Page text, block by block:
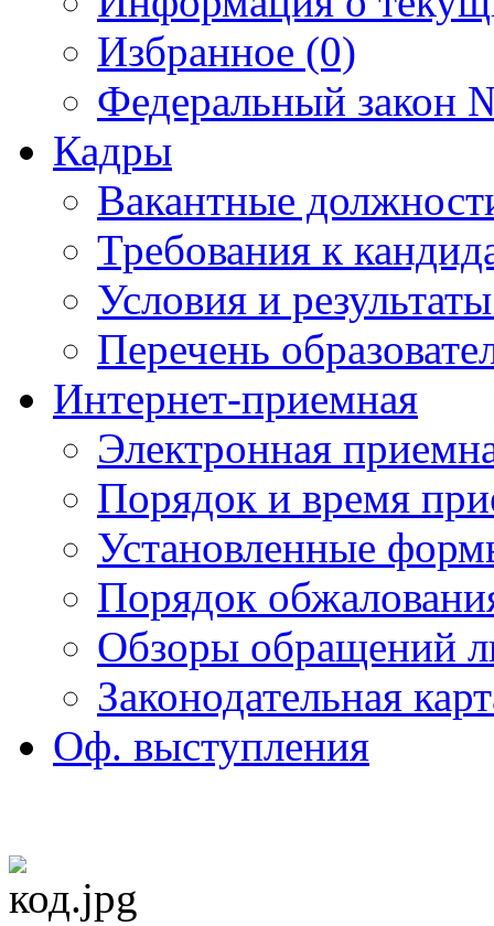
Избранное (0)
Федеральный закон
Кадры
Вакантные
Требования к
Условия и
Перечень
Интернет-приемная
Электронная
Порядок и время
Установленные
Порядок
Обзоры обращений
Законодательная
Оф. выступления